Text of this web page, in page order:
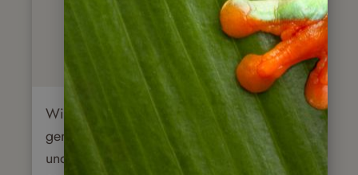
Wir haben für Sie Urlaub in Panama
gemacht, sind mit dem Mietwagen gereist
und waren absolut positiv überrascht. Lesen